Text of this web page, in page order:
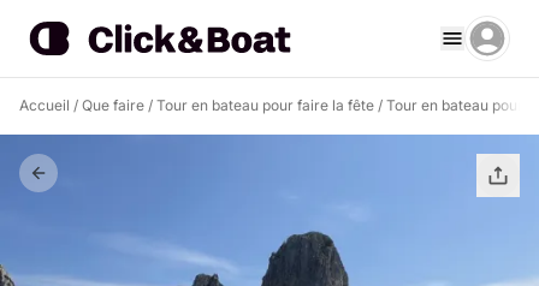
Accueil / Que faire / Tour en bateau pour faire la fête / Tour en bateau pour